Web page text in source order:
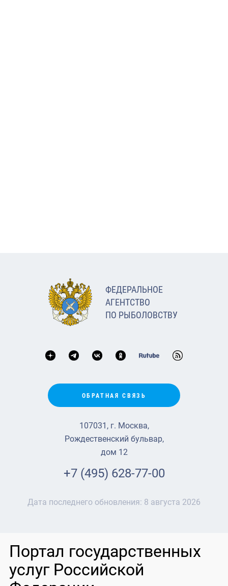
ФЕДЕРАЛЬНОЕ
АГЕНТСТВО
ПО РЫБОЛОВСТВУ
ОБРАТНАЯ СВЯЗЬ
107031, г. Москва,
Рождественский бульвар,
дом 12
+7 (495) 628-77-00
Дата последнего обновления: 8 августа 2026
Портал государственных
услуг Российской